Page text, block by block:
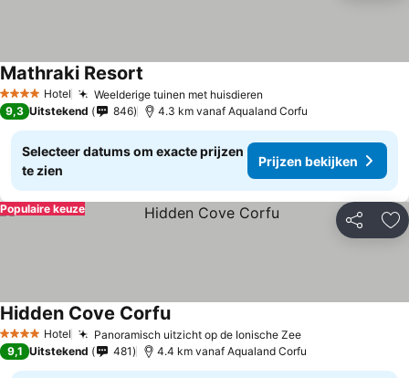
4 SterrenHotel Weelderige tuinen met huisdieren
Mathraki Resort
9,3 Uitstekend 846 4.3 km vanaf Aqualand Corfu
Selecteer datums om exacte prijzen
te zien
Prijzen bekijken
Delen
Populaire keuze
4 SterrenHotel Panoramisch uitzicht op de Ionische Zee
Hidden Cove Corfu
9,1 Uitstekend 481 4.4 km vanaf Aqualand Corfu